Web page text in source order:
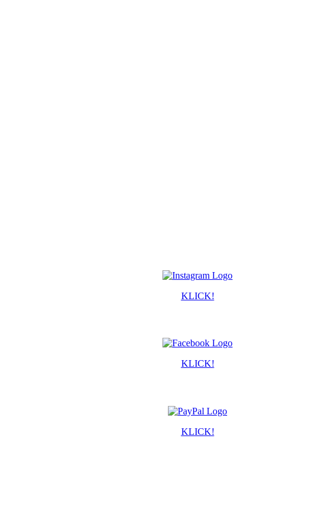
KLICK!
KLICK!
KLICK!